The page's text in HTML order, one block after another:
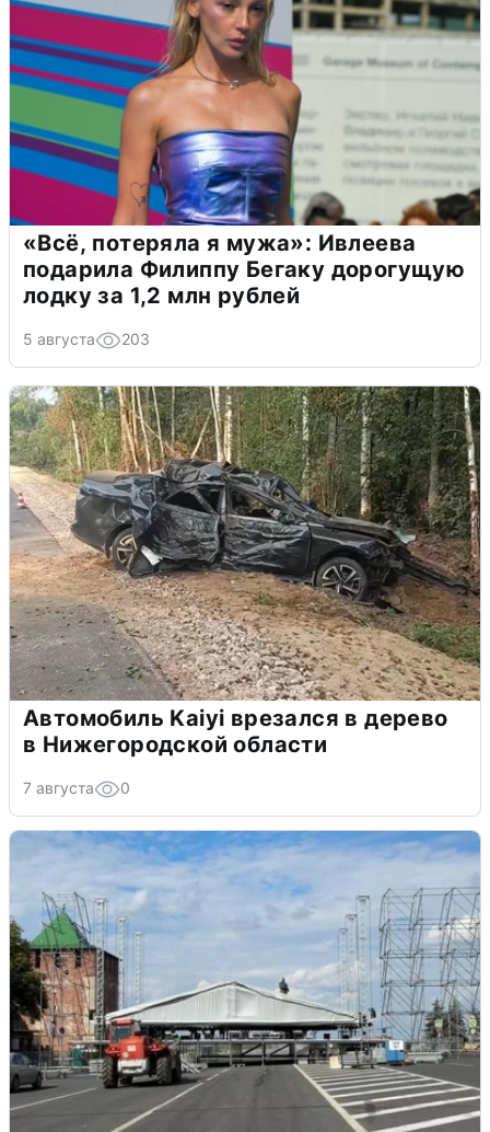
«Всё, потеряла я мужа»: Ивлеева
подарила Филиппу Бегаку дорогущую
лодку за 1,2 млн рублей
5 августа 203
Автомобиль Kaiyi врезался в дерево
в Нижегородской области
7 августа 0